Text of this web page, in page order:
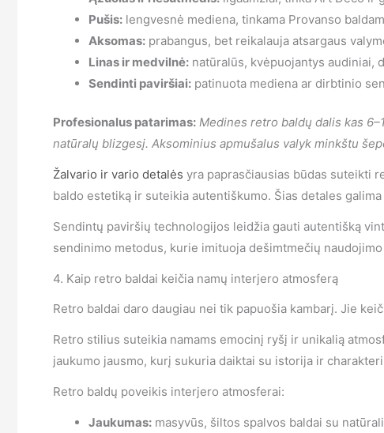
Pušis: lengvesnė mediena, tinkama Provanso
Aksomas: prabangus, bet reikalauja atsargaus
Linas ir medvilnė: natūralūs, kvėpuojantys audiniai,
Sendinti paviršiai: patinuota mediena ar dirbtinio
Profesionalus patarimas: Medines retro baldų dalis kas
natūralų blizgesį. Aksominius apmušalus valyk minkštu
Žalvario ir vario detalės yra paprasčiausias būdas suteikti
baldo estetiką ir suteikia autentiškumo. Šias detales
Sendintų paviršių technologijos leidžia gauti autentišką
sendinimo metodus, kurie imituoja dešimtmečių
4. Kaip retro baldai keičia namų interjero atmosferą
Retro baldai daro daugiau nei tik papuošia kambarį. Jie
Retro stilius suteikia namams emocinį ryšį ir unikalią
jaukumo jausmo, kurį sukuria daiktai su istorija ir
Retro baldų poveikis interjero atmosferai:
Jaukumas: masyvūs, šiltos spalvos baldai su